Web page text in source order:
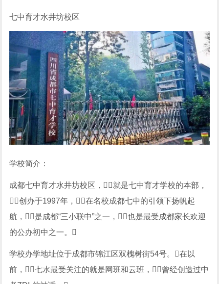
七中育才水井坊校区
学校简介：
成都七中育才水井坊校区，就是七中育才学校的本部，
创办于1997年，在名校成都七中的引领下扬帆起
航，是成都“三小联中”之一，也是最受成都家长欢迎
的公办初中之一。
学校办学地址位于成都市锦江区双槐树街54号。在以
前，七水最受关注的就是网班和云班，曾经创造过中